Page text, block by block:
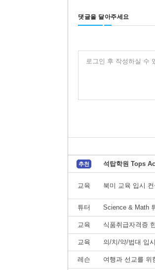
댓글을 달아주세요
로그인 후 작성하실 수
추천 석탑학원 Tops
교육 북미 교육 입시
튜터 Science & Math
교육 식품취급자격증
교육 의/치/약/법대 입
레슨 여행과 선교를 위